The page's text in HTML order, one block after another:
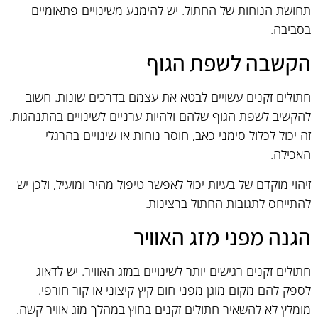
תחושת הנוחות של החתול. יש להימנע משינויים פתאומיים
בסביבה.
הקשבה לשפת הגוף
חתולים זקנים עשויים לבטא את עצמם בדרכים שונות. חשוב
להקשיב לשפת הגוף שלהם ולהיות ערניים לשינויים בהתנהגות.
זה יכול לכלול סימני כאב, חוסר נוחות או שינויים בהרגלי
האכילה.
זיהוי מוקדם של בעיות יכול לאפשר טיפול מהיר ומועיל, ולכן יש
להתייחס לתגובות החתול ברצינות.
הגנה מפני מזג האוויר
חתולים זקנים רגישים יותר לשינויים במזג האוויר. יש לדאוג
לספק להם מקום מוגן מפני חום קיץ קיצוני או קור חורפי.
מומלץ לא להשאיר חתולים זקנים בחוץ במהלך מזג אוויר קשה.